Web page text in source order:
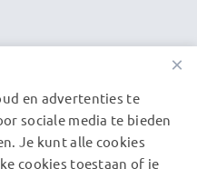
×
en advertenties te
sociale media te bieden
Je kunt alle cookies
cookies toestaan of je